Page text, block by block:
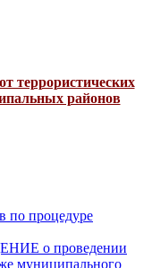
террористических
районов
процедуре
о проведении
муниципального